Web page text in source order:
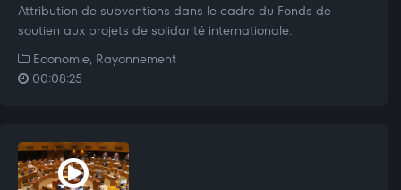
Attribution de subventions dans le cadre du Fonds de
soutien aux projets de solidarité internationale.
Economie, Rayonnement
00:08:25